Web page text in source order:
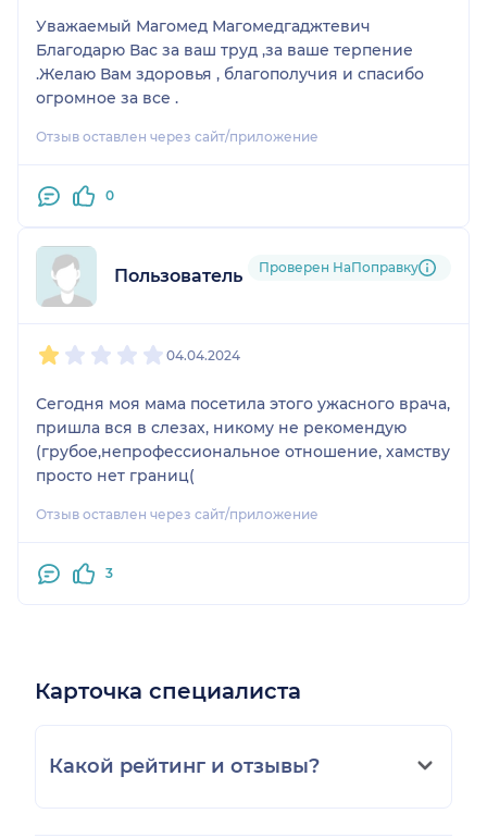
Уважаемый Магомед Магомедгаджтевич
Благодарю Вас за ваш труд ,за ваше терпение
.Желаю Вам здоровья , благополучия и спасибо
огромное за все .
Отзыв оставлен через сайт/приложение
0
Пользователь НаПоправку
Проверен НаПоправку
04.04.2024
Сегодня моя мама посетила этого ужасного врача,
пришла вся в слезах, никому не рекомендую
(грубое,непрофессиональное отношение, хамству
просто нет границ(
Отзыв оставлен через сайт/приложение
3
Карточка специалиста
Какой рейтинг и отзывы?